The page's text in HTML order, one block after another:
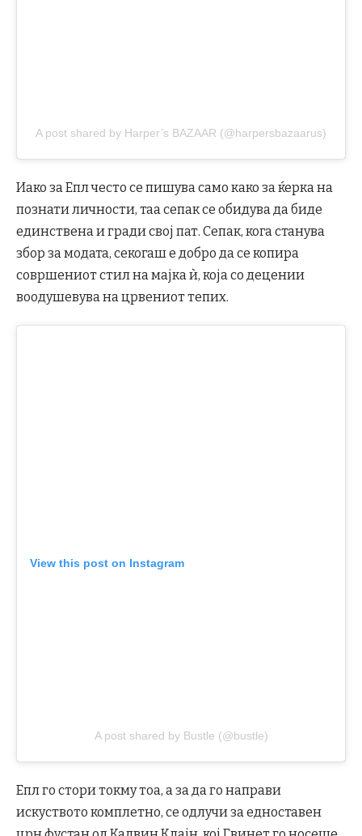
A post shared by Harper’s BAZAAR (@harpersbazaarus)
Иако за Епл често се пишува само како за ќерка на
познати личности, таа сепак се обидува да биде
единствена и гради свој пат. Сепак, кога станува
збор за модата, секогаш е добро да се копира
совршениот стил на мајка ѝ, која со децении
воодушевува на црвениот тепих.
View this post on Instagram
A post shared by Bustle (@bustle)
Епл го стори токму тоа, а за да го направи
искуството комплетно, се одлучи за едноставен